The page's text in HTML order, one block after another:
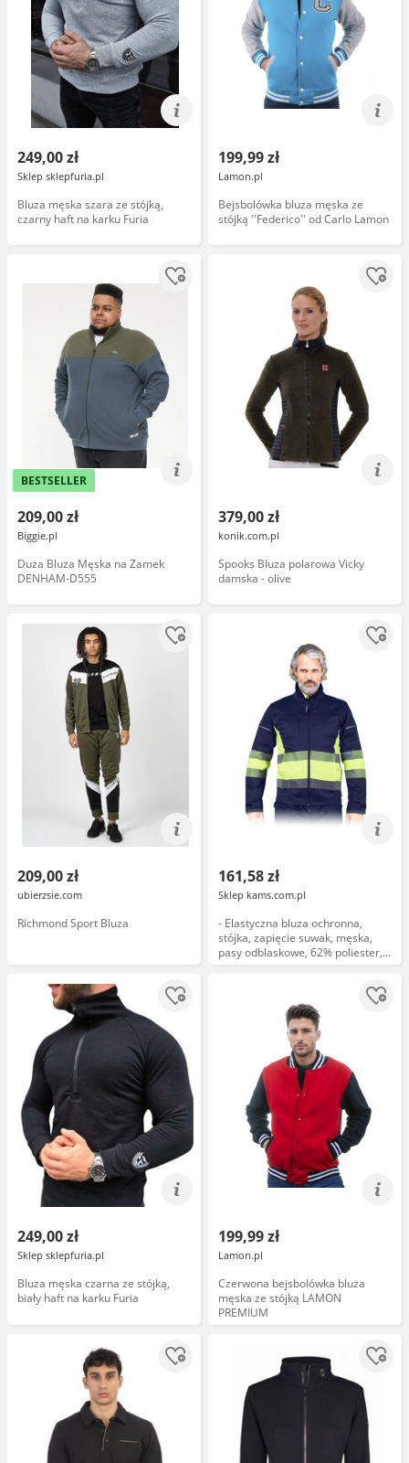
249,00 zł
Sklep sklepfuria.pl
Bluza męska szara ze stójką,
czarny haft na karku Furia
199,99 zł
Lamon.pl
Bejsbolówka bluza męska ze
stójką ''Federico'' od Carlo Lamon
BESTSELLER
209,00 zł
Biggie.pl
Duża Bluza Męska na Zamek
DENHAM-D555
379,00 zł
konik.com.pl
Spooks Bluza polarowa Vicky
damska - olive
209,00 zł
ubierzsie.com
Richmond Sport Bluza
161,58 zł
Sklep kams.com.pl
- Elastyczna bluza ochronna,
stójka, zapięcie suwak, męska,
pasy odblaskowe, 62% poliester,
34% bawełna, 4% elastan
249,00 zł
Sklep sklepfuria.pl
Bluza męska czarna ze stójką,
biały haft na karku Furia
199,99 zł
Lamon.pl
Czerwona bejsbolówka bluza
męska ze stójką LAMON
PREMIUM